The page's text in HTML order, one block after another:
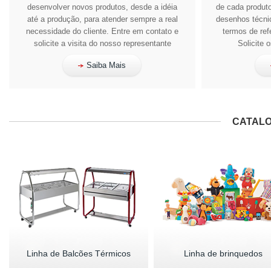
desenvolver novos produtos, desde a idéia
até a produção, para atender sempre a real
necessidade do cliente. Entre em contato e
solicite a visita do nosso representante
Saiba Mais
de cada
desenhos
termos de
Solicite
Linha de Balcões Térmicos Linha de brinquedos